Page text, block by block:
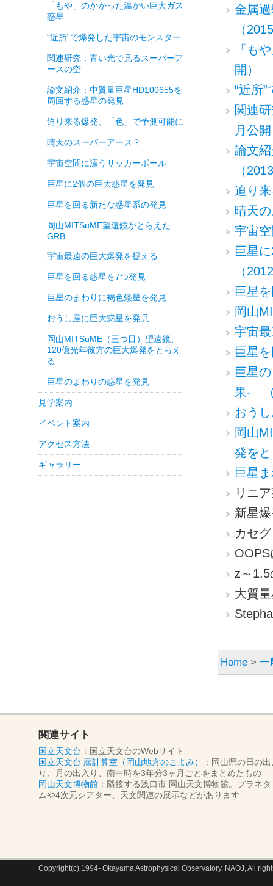
金属
（
「も
開）
“近所
関連
月公
論文
（
迫り
晴天
宇宙
巨星
（
巨星
岡山
宇宙
巨星
巨星
果- （
おう
岡山
発を
巨星
リニ
新星
カセ
z～
大質
Home > 一
「もや」のかかった温かい巨大ガス
惑星
“近所”で爆発した宇宙のモンスター
関連研究：青い光で見るスーパーア
ースの空
論文紹介：中質量巨星HD100655を
周回する惑星の発見
迫り来る爆発、「色」で予測可能に
晴天のスーパーアース？
宇宙空間に漂うサッカーボール
巨星に2個の巨大惑星を発見
巨星を回る新たな惑星系の発見
岡山MITSuME望遠鏡がとらえた
GRB
宇宙最遠の巨大爆発を捉える
巨星を回る惑星を7つ発見
巨星のまわりに褐色矮星を発見
おうし座に巨大惑星を発見
岡山MITSuME（三つ目）望遠鏡、
120億光年彼方の巨大爆発をとらえ
る
巨星のまわりの惑星を発見
見学案内
イベント案内
アクセス方法
ギャラリー
関連サイト
国立天文台 ：国立天文台のWebサイト
国立天文台 暦計算室（岡山地方のこよみ）
：岡山県の日の
り、月の出入り、南中時を3年分3ヶ月ごとをまとめたもの
岡山天文博物館 ：隣接する浅口市 岡山天文博物館。プラネタ
ムや4次元シアター、天文関連の展示などがあります
Copyright(c) 1994- Okayama Astrophysical Observatory, NAOJ, All